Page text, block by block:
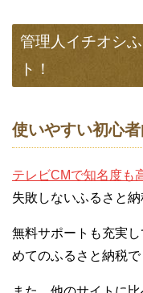
管理人イチオシ
ト！
使いやすい初心者
テレビCMで知名度も
失敗しないふるさと納
無料サポートも充実
めてのふるさと納税で